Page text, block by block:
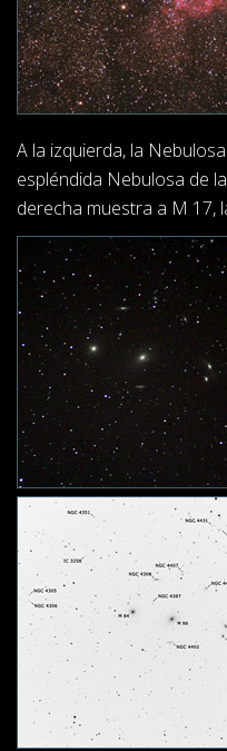
A la izquierda, la
espléndida Nebulosa de
derecha muestra a M 17,